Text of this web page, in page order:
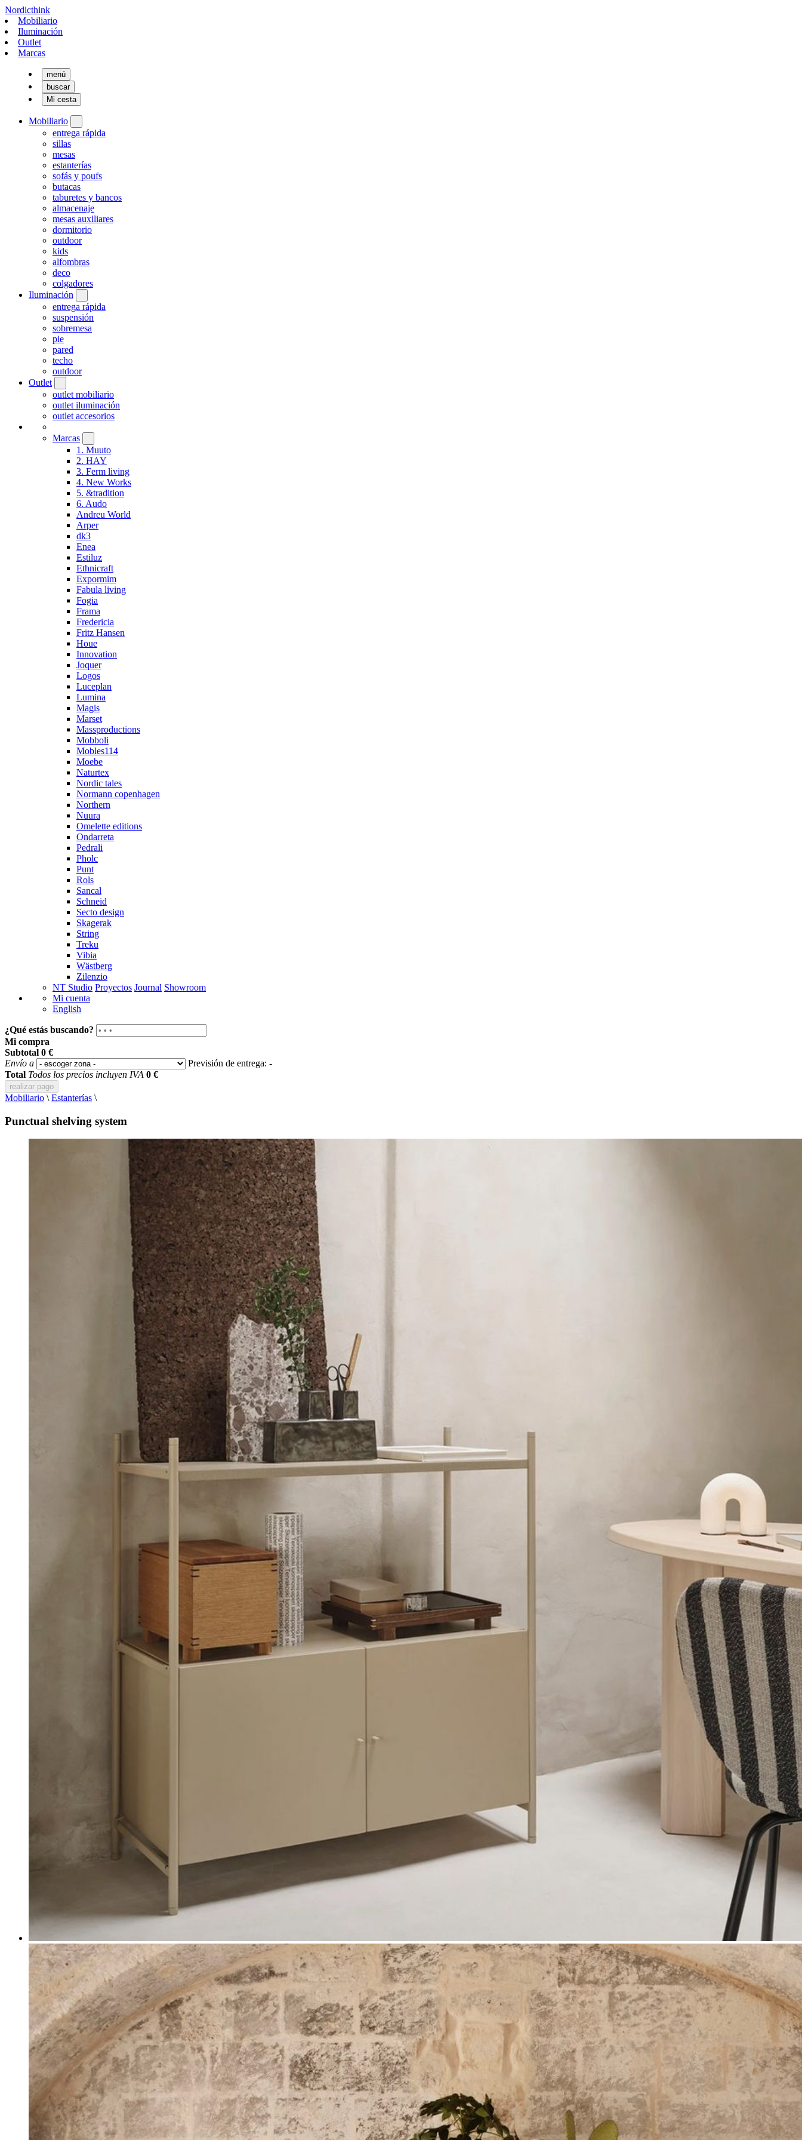
Nordicthink
Mobiliario
Iluminación
Outlet
Marcas
menú
buscar
Mi cesta
Mobiliario
entrega rápida
sillas
mesas
estanterías
sofás y poufs
butacas
taburetes y bancos
almacenaje
mesas auxiliares
dormitorio
outdoor
kids
alfombras
deco
colgadores
Iluminación
entrega rápida
suspensión
sobremesa
pie
pared
techo
outdoor
Outlet
outlet mobiliario
outlet iluminación
outlet accesorios
Marcas
1. Muuto
2. HAY
3. Ferm living
4. New Works
5. &tradition
6. Audo
Andreu World
Arper
dk3
Enea
Estiluz
Ethnicraft
Expormim
Fabula living
Fogia
Frama
Fredericia
Fritz Hansen
Houe
Innovation
Joquer
Logos
Luceplan
Lumina
Magis
Marset
Massproductions
Mobboli
Mobles114
Moebe
Naturtex
Nordic tales
Normann copenhagen
Northern
Nuura
Omelette editions
Ondarreta
Pedrali
Pholc
Punt
Rols
Sancal
Schneid
Secto design
Skagerak
String
Treku
Vibia
Wästberg
Zilenzio
NT Studio Proyectos Journal Showroom
Mi cuenta
English
¿Qué estás buscando?
Mi compra
Subtotal 0 €
Envío a
Previsión de entrega: -
Total Todos los precios incluyen IVA 0 €
realizar pago
Mobiliario \ Estanterías \
Punctual shelving system